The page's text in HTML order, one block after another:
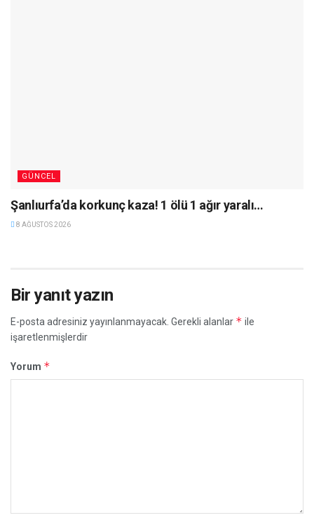
GÜNCEL
Şanlıurfa’da korkunç kaza! 1 ölü 1 ağır yaralı…
8 AĞUSTOS 2026
Bir yanıt yazın
E-posta adresiniz yayınlanmayacak. Gerekli alanlar * ile
işaretlenmişlerdir
Yorum *